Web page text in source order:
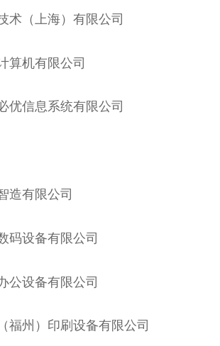
术（上海）有限公司
算机有限公司
优信息系统有限公司
造有限公司
码设备有限公司
公设备有限公司
福州）印刷设备有限公司